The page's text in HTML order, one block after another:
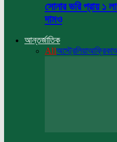
সোনার ভরি প্রায় ১
দামও
আন্তর্জাতিক
Allঅস্ট্রেলিয়াআফ্রিকা